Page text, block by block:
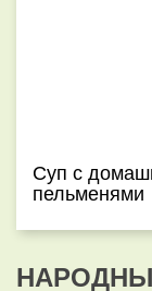
Суп с
пельменями